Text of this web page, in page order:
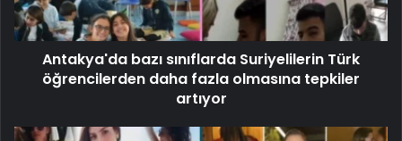
Antakya'da bazı sınıflarda Suriyelilerin Türk
öğrencilerden daha fazla olmasına tepkiler
artıyor